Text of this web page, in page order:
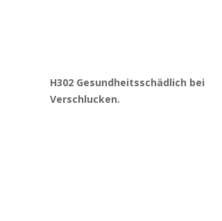
H302 Gesundheitsschädlich bei
Verschlucken.